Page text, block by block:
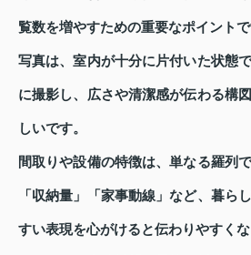
覧数を増やすための重要なポイントで
写真は、室内が十分に片付いた状態
に撮影し、広さや清潔感が伝わる構
しいです。
間取りや設備の特徴は、単なる羅列
「収納量」「家事動線」など、暮ら
すい表現を心がけると伝わりやすくな